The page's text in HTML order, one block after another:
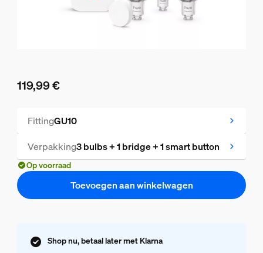
119,99 €
FittingGU10
Verpakking3 bulbs + 1 bridge + 1 smart button
Op voorraad
Toevoegen aan winkelwagen
Shop nu, betaal later met Klarna